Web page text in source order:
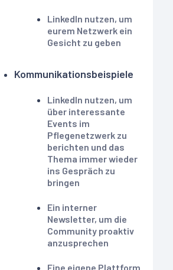
LinkedIn nutzen, um
eurem Netzwerk ein
Gesicht zu geben
Kommunikationsbeispiele
LinkedIn nutzen, um
über interessante
Events im
Pflegenetzwerk zu
berichten und das
Thema immer wieder
ins Gespräch zu
bringen
Ein interner
Newsletter, um die
Community proaktiv
anzusprechen
Eine eigene Plattform